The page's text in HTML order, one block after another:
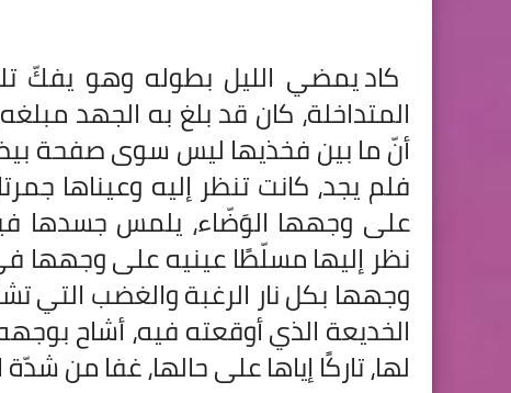
كاد يمضي الليل بطوله وهو يفكّ
المتداخلة، كان قد بلغ به الجهد
أنّ ما بين فخذيها ليس سوى صفحة
فلم يجد، كانت تنظر إليه وعيناها
على وجهها الوَضّاء، يلمس جسدها
نظر إليها مسلّطًا عينيه على
وجهها بكل نار الرغبة والغضب
الخديعة الذي أوقعته فيه، أشاح
لها، تاركًا إياها على حالها، غفا من